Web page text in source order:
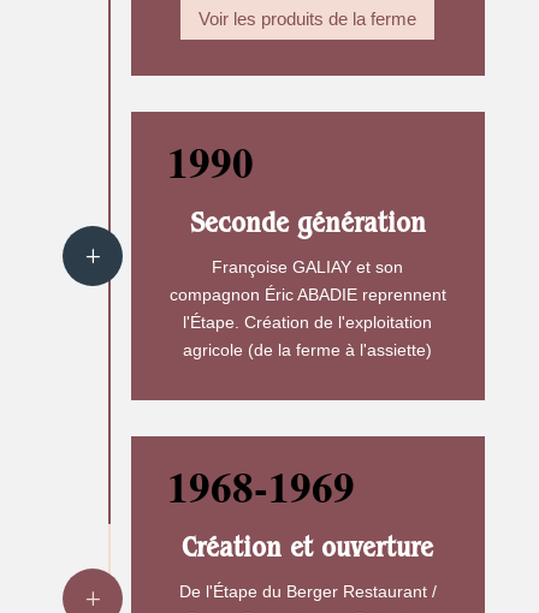
Voir les produits de la ferme
1990
Seconde génération
Françoise GALIAY et son
compagnon Éric ABADIE reprennent
l'Étape. Création de l'exploitation
agricole (de la ferme à l'assiette)
1968-1969
Création et ouverture
De l'Étape du Berger Restaurant /